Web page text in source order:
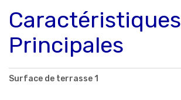
Caractéristiques
Principales
Surface de terrasse 1